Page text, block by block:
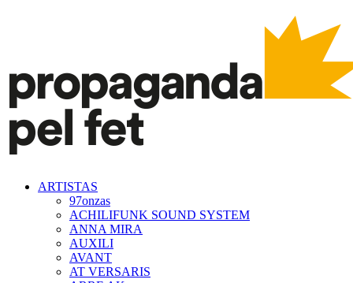
ARTISTAS
97onzas
ACHILIFUNK SOUND SYSTEM
ANNA MIRA
AUXILI
AVANT
AT VERSARIS